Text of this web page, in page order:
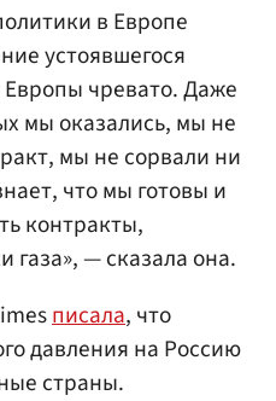
в Европе
устоявшегося
чревато. Даже
мы оказались, мы не
мы не сорвали ни
что мы готовы и
контракты,
газа», — сказала она.
писала, что
давления на Россию
страны.